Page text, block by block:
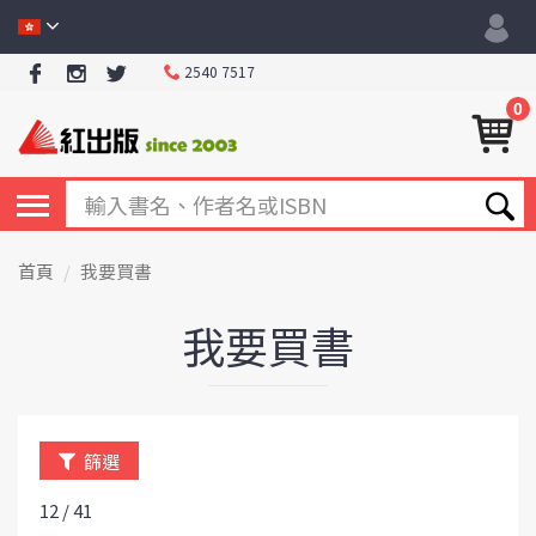
2540 7517
0
首頁 我要買書
我要買書
篩選
12 / 41